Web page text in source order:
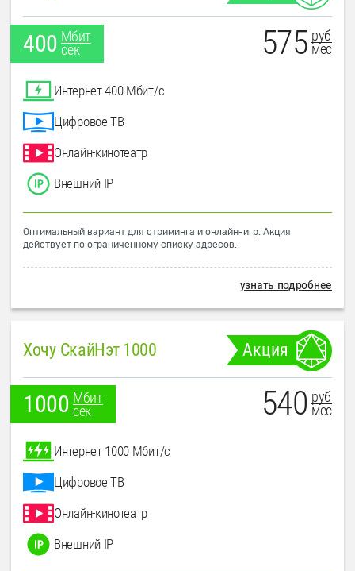
400 Мбит
сек
575 руб
мес
Интернет 400 Мбит/с
Цифровое ТВ
Онлайн-кинотеатр
Внешний IP
Оптимальный вариант для стриминга и онлайн-игр. Акция
действует по ограниченному списку адресов.
узнать подробнее
Хочу СкайНэт 1000 Акция
1000 Мбит
сек
540 руб
мес
Интернет 1000 Мбит/с
Цифровое ТВ
Онлайн-кинотеатр
Внешний IP